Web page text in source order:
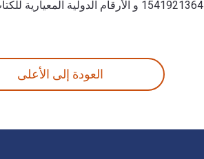
العودة إلى الأعلى